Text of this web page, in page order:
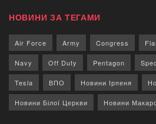
НОВИНИ ЗА ТЕГАМИ
Air Force Army Congress
Navy Off Duty Pentagon
Tesla ВПО Новини Ірпеня
Новини Білої Церкви Новини